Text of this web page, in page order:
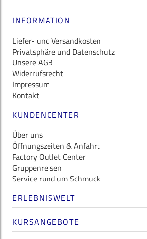
INFORMATION
Liefer- und Versandkosten
Privatsphäre und Datenschutz
Unsere AGB
Widerrufsrecht
Impressum
Kontakt
KUNDENCENTER
Über uns
Öffnungszeiten & Anfahrt
Factory Outlet Center
Gruppenreisen
Service rund um Schmuck
ERLEBNISWELT
KURSANGEBOTE